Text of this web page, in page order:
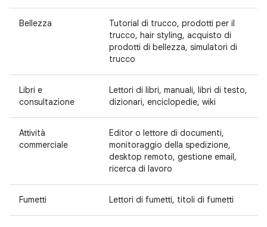
Bellezza
Tutorial di trucco, prodotti per il
trucco, hair styling, acquisto di
prodotti di bellezza, simulatori di
trucco
Libri e
consultazione
Lettori di libri, manuali, libri di testo,
dizionari, enciclopedie, wiki
Attività
commerciale
Editor o lettore di documenti,
monitoraggio della spedizione,
desktop remoto, gestione email,
ricerca di lavoro
Fumetti Lettori di fumetti, titoli di fumetti